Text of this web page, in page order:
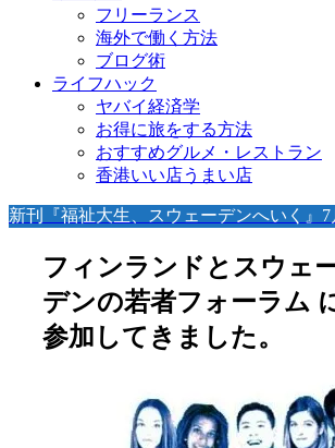
フリーランス
海外で働く方法
ブログ術
ライフハック
ヤバイ経済学
お得に旅をする方法
おすすめグルメ・レストラン
香港いい店うまい店
新刊『福祉大生、スウェーデンへいく』7
フィンランドとスウェ
デンの若者フォーラム
参加してきました。